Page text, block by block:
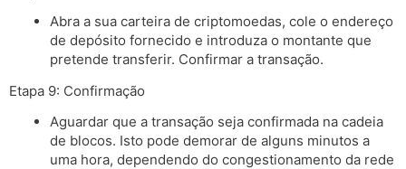
Abra a sua carteira de criptomoedas, cole o endereço
de depósito fornecido e introduza o montante que
pretende transferir. Confirmar a transação.
Etapa 9: Confirmação
Aguardar que a transação seja confirmada na cadeia
de blocos. Isto pode demorar de alguns minutos a
uma hora, dependendo do congestionamento da rede